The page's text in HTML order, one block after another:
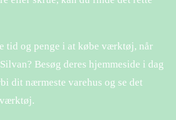
tid og penge i at købe værktøj, når
Besøg deres hjemmeside i dag
dit nærmeste varehus og se det